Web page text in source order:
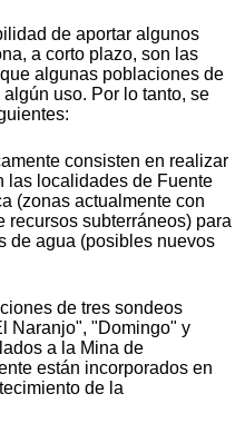
de aportar algunos
a corto plazo, son las
algunas poblaciones de
uso. Por lo tanto, se
consisten en realizar
las localidades de Fuente
(zonas actualmente con
recursos subterráneos) para
de agua (posibles nuevos
de tres sondeos
Naranjo", "Domingo" y
a la Mina de
están incorporados en
de la